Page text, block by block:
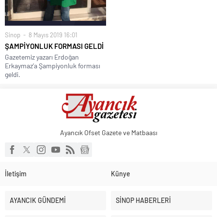
Sığacık’tan güçlü mesaj: “Deniz bizim, Sığacık hepimizin”
Maltepe’de çocuklar kitapların renkli dünyasında buluştu
Sinop 8 Mayıs 2019 16:01
ŞAMPİYONLUK FORMASI GELDİ
Gazetemiz yazarı Erdoğan
Erkaymaz’a Şampiyonluk forması
geldi.
Ayancık Ofset Gazete ve Matbaası
İletişim Künye
AYANCIK GÜNDEMİ SİNOP HABERLERİ